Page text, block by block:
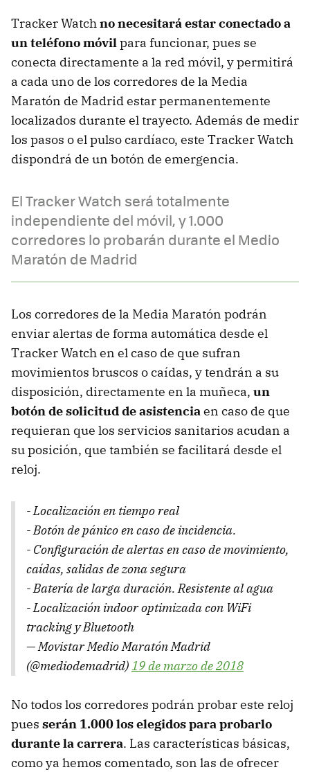
Tracker Watchno necesitará estar conectado a
un teléfono móvilpara funcionar, pues se
conecta directamente a la red móvil, y permitirá
a cada uno de los corredores de la Media
Maratón de Madrid estar permanentemente
localizados durante el trayecto. Además de medir
los pasos o el pulso cardíaco, este Tracker Watch
dispondrá de un botón de emergencia.
El Tracker Watch será totalmente
independiente del móvil, y 1.000
corredores lo probarán durante el Medio
Maratón de Madrid
Los corredores de la Media Maratón podrán
enviar alertas de forma automática desde el
Tracker Watch en el caso de que sufran
movimientos bruscos o caídas, y tendrán a su
disposición, directamente en la muñeca, un
botón de solicitud de asistenciaen caso de que
requieran que los servicios sanitarios acudan a
su posición, que también se facilitará desde el
reloj.
- Localización en tiempo real
- Botón de pánico en caso de incidencia.
- Configuración de alertas en caso de movimiento,
caídas, salidas de zona segura
- Batería de larga duración. Resistente al agua
- Localización indoor optimizada con WiFi
tracking y Bluetooth
— Movistar Medio Maratón Madrid
(@mediodemadrid)19 de marzo de 2018
No todos los corredores podrán probar este reloj
pues serán 1.000 los elegidos para probarlo
durante la carrera. Las características básicas,
como ya hemos comentado, son las de ofrecer